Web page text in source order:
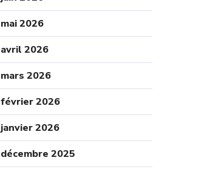
mai 2026
avril 2026
mars 2026
février 2026
janvier 2026
décembre 2025